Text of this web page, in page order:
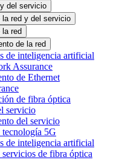
del servicio
la red y del servicio
la red
de la red
de inteligencia artificial
Assurance
de Ethernet
de fibra óptica
servicio
del servicio
tecnología 5G
de inteligencia artificial
servicios de fibra óptica